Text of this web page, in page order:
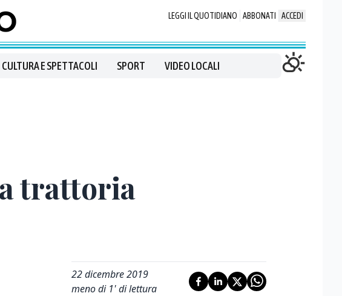
LEGGI IL QUOTIDIANO ABBONATI ACCEDI
CULTURA E SPETTACOLI SPORT VIDEO LOCALI
trattoria
22 dicembre 2019
meno di 1' di lettura